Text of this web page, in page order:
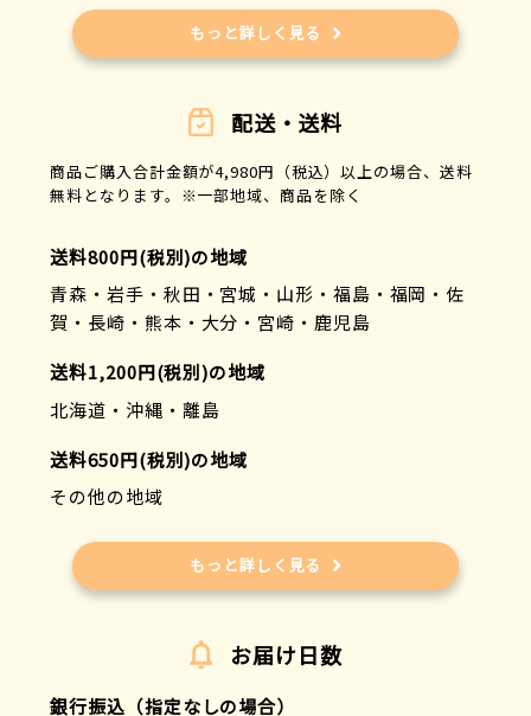
デジタルランド
東海興商
土牛産業
ドリテック
日進ゴム
日晴金属
日本クロージャー
ノボル電機
白元アース
白十字
長谷川刃物
林刃物
パシフィックサプライ
パラマウントベッド
Humanware
廣田工具製作所
フィフティ・ヴィジョナリー
もっと詳しく見る
配送・送料
商品ご購入合計金額が4,980円（税込）以上の場合、送料
無料となります。※一部地域、商品を除く
送料800円(税別)の地域
青森・岩手・秋田・宮城・山形・福島・福岡・佐
賀・長崎・熊本・大分・宮崎・鹿児島
送料1,200円(税別)の地域
北海道・沖縄・離島
送料650円(税別)の地域
その他の地域
もっと詳しく見る
お届け日数
銀行振込（指定なしの場合）